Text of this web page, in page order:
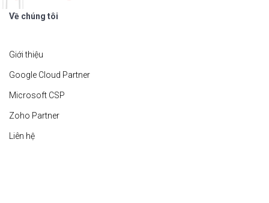
Về chúng tôi
Giới thiệu
Google Cloud Partner
Microsoft CSP
Zoho Partner
Liên hệ